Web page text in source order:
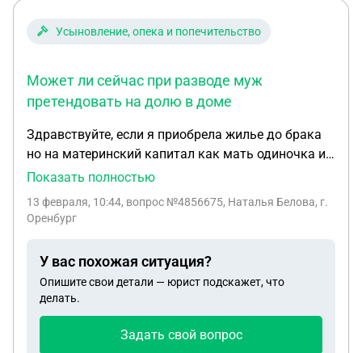
Усыновление, опека и попечительство
Может ли сейчас при разводе муж
претендовать на долю в доме
Здравствуйте, если я приобрела жилье до брака
но на материнский капитал как мать одиночка и у
детей в свидетельстве был прочерк. Через
установил отцовство со своих слов, то есть дал
браке уже 8 лет , но муж в доме не прописан.
Показать полностью
13 февраля, 10:44, вопрос №4856675, Наталья Белова, г.
Оренбург
У вас похожая ситуация?
Опишите свои детали — юрист подскажет, что
делать.
Задать свой вопрос